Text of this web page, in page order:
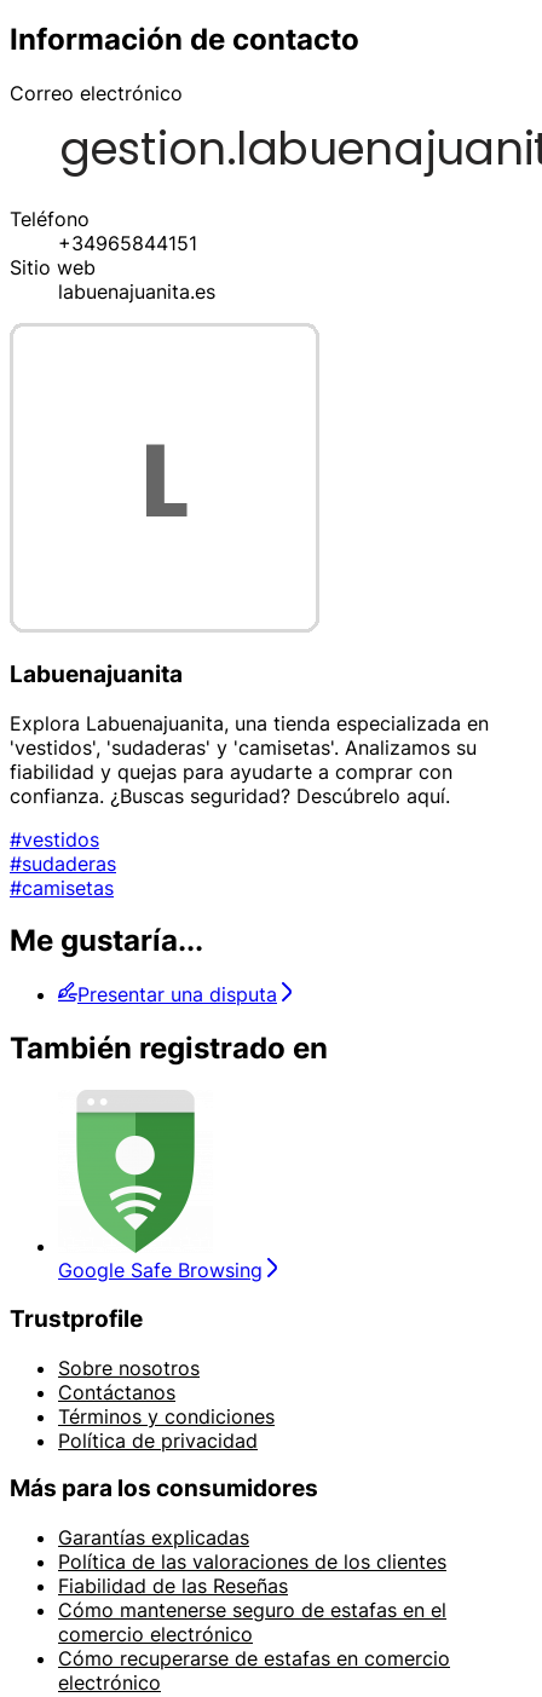
Información de contacto
Correo electrónico
Teléfono
+34965844151
Sitio web
labuenajuanita.es
Labuenajuanita
Explora Labuenajuanita, una tienda especializada en
'vestidos', 'sudaderas' y 'camisetas'. Analizamos su
fiabilidad y quejas para ayudarte a comprar con
confianza. ¿Buscas seguridad? Descúbrelo aquí.
#vestidos
#sudaderas
#camisetas
Me gustaría...
Presentar una disputa
También registrado en
Google Safe Browsing
Trustprofile
Sobre nosotros
Contáctanos
Términos y condiciones
Política de privacidad
Más para los consumidores
Garantías explicadas
Política de las valoraciones de los clientes
Fiabilidad de las Reseñas
Cómo mantenerse seguro de estafas en el
comercio electrónico
Cómo recuperarse de estafas en comercio
electrónico